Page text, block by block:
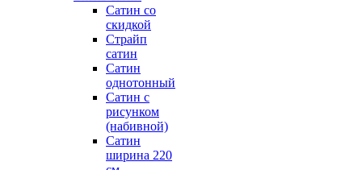
Сатин со
скидкой
Страйп
сатин
Сатин
однотонный
Сатин с
рисунком
(набивной)
Сатин
ширина 220